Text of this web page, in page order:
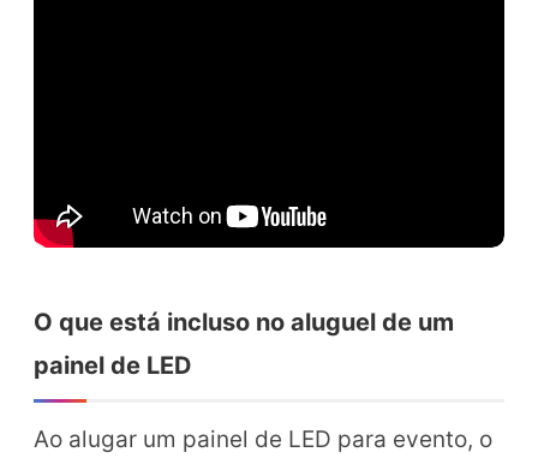
O que está incluso no aluguel de um
painel de LED
Ao alugar um painel de LED para evento, o